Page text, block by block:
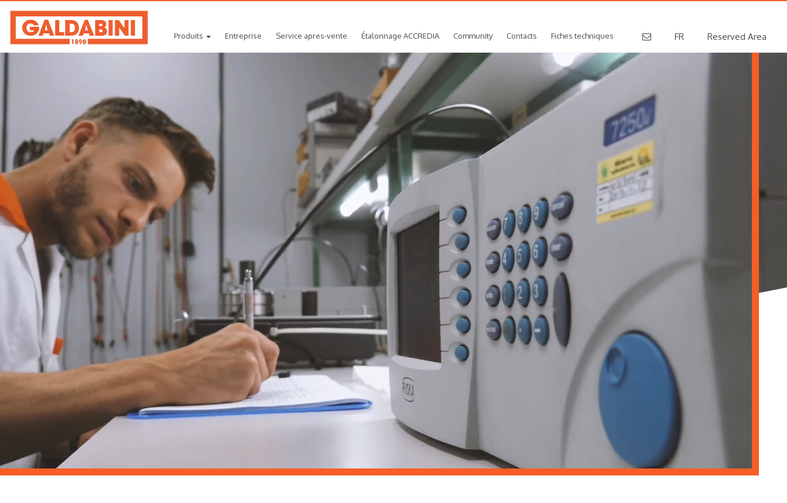
Produits Entreprise Service apres-vente Étalonnage ACCREDIA Community Contacts Fiches techniques FR Reserved Area